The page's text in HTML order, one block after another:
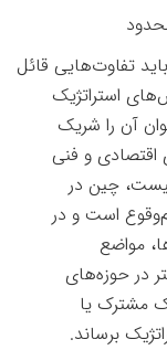
تفاوت‌هایی قائل
استراتژیک
آن را شریک
اقتصادی و فنی
چین در
است و در
مواضع
در حوزه‌های
مشترک یا
برساند.